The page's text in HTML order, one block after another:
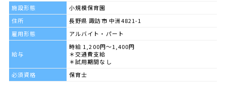
施設形態
小規模保育園
住所
長野県 諏訪市 中洲4821-1
雇用形態
アルバイト・パート
給与
時給 1,200円～1,400円
＊交通費支給
＊試用期間なし
必須資格
保育士